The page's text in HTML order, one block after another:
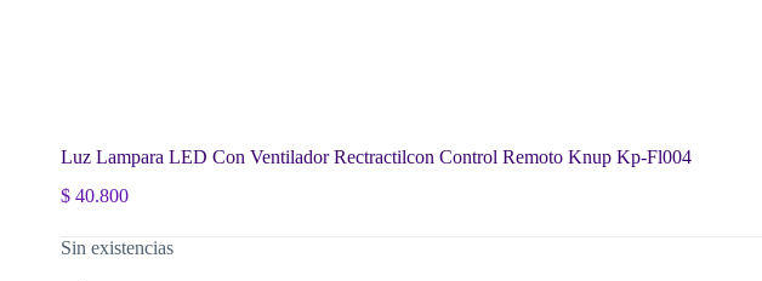
Luz Lampara LED Con Ventilador Rectractilcon Control Remoto Knup Kp-Fl004
$ 40.800
Sin existencias